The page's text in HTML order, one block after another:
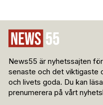
News55 är nyhetssajten
senaste och det viktigaste
och livets goda. Du kan
prenumerera på vårt